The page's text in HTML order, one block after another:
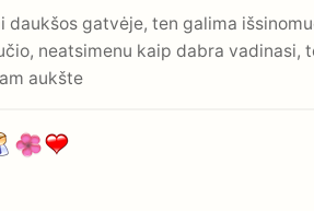
gatvėje, ten galima
neatsimenu kaip dabra
aukšte